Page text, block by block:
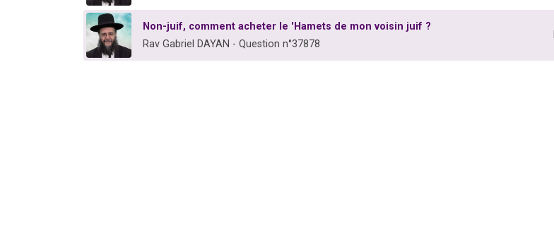
Non-juif, comment acheter le 'Hamets de mon voisin juif ?
Rav Gabriel DAYAN - Question n°37878